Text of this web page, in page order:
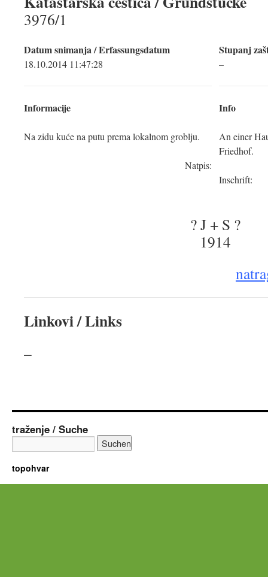
3976/1
Datum snimanja / Erfassungsdatum
18.10.2014 11:47:28
Informacije
Na zidu kuće na putu prema lokalnom groblju.
Natpis:
Stupanj
–
Info
An einer
Friedhof.
Inschrift:
? J + S ?
1914
Linkovi / Links
–
traženje / Suche
topohvar